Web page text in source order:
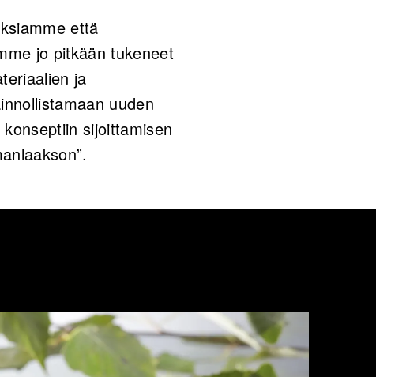
että
jo pitkään tukeneet
ja
uuden
sijoittamisen